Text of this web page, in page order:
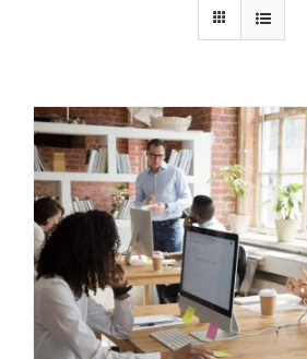
Masters
Testimonios
Contactanos